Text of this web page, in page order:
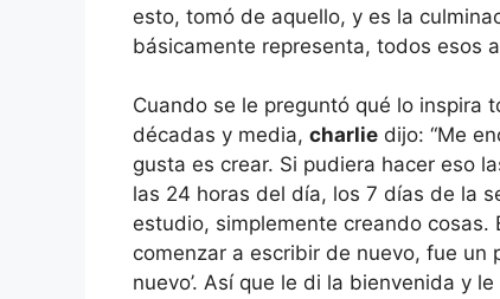
esto, tomó de aquello, y es la
básicamente representa, todos esos
Cuando se le preguntó qué lo inspira
décadas y media, charlie dijo: “Me
gusta es crear. Si pudiera hacer eso
las 24 horas del día, los 7 días de la
estudio, simplemente creando
comenzar a escribir de nuevo, fue un
nuevo’. Así que le di la bienvenida y